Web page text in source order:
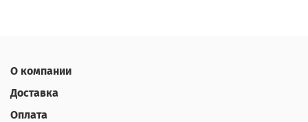
О компании
Доставка
Оплата